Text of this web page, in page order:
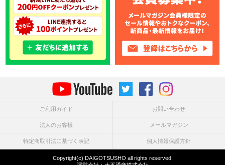
ご利用ガイド お問い合わせ
法人のお客様 メールマガジン
特定商取引法に基づく表記 個人情報保護方針
Copyright(c) DAIGOTSUSHO all rights reserved.